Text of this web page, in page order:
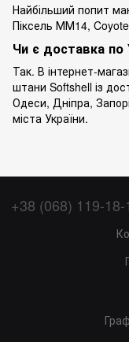
Найбільший попит
Піксель ММ14,
Чи є доставка по
Так. В інтернет-
штани Softshell із
Одеси, Дніпра,
міста України.
+38 (068) 119-18-